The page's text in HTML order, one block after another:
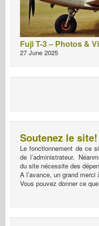
Fuji T-3 – Photos &
27 June 2025
Soutenez le site!
Le fonctionnement de ce
de l’administrateur.
du site nécessite des
A l’avance, un grand
Vous pouvez donner ce